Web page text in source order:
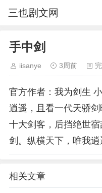
三也剧文网
手中剑
iisanye 3周前
官方作者：我为剑生
逍遥，且看一代天骄
十大剑客，后挡绝世
剑。纵横天下，唯我逍
相关文章